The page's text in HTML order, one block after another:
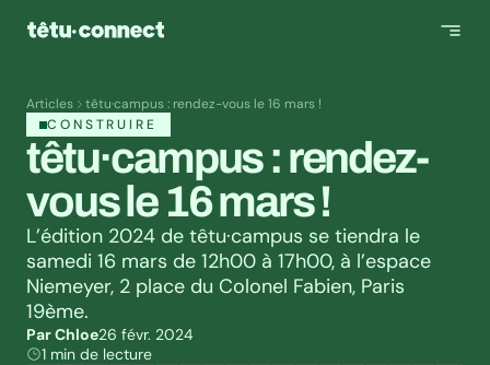
Articles
têtu·campus : rendez-vous le 16 mars !
CONSTRUIRE
têtu·campus : rendez-
vous le 16 mars !
L’édition 2024 de têtu·campus se tiendra le
samedi 16 mars de 12h00 à 17h00, à l’espace
Niemeyer, 2 place du Colonel Fabien, Paris
19ème.
Par Chloe26 févr. 2024
1 min de lecture